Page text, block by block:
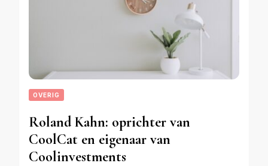
OVERIG
Roland Kahn: oprichter van
CoolCat en eigenaar van
Coolinvestments